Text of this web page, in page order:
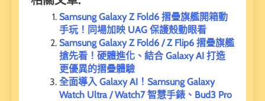
Samsung Galaxy Z Fold6 摺疊旗艦開箱動
手玩！同場加映 UAG 保護殼動眼看
Samsung Galaxy Z Fold6 / Z Flip6 摺疊旗艦
搶先看！硬體進化、結合 Galaxy AI 打造
更優異的摺疊體驗
全面導入 Galaxy AI！Samsung Galaxy
Watch Ultra / Watch7 智慧手錶、Bud3 Pro